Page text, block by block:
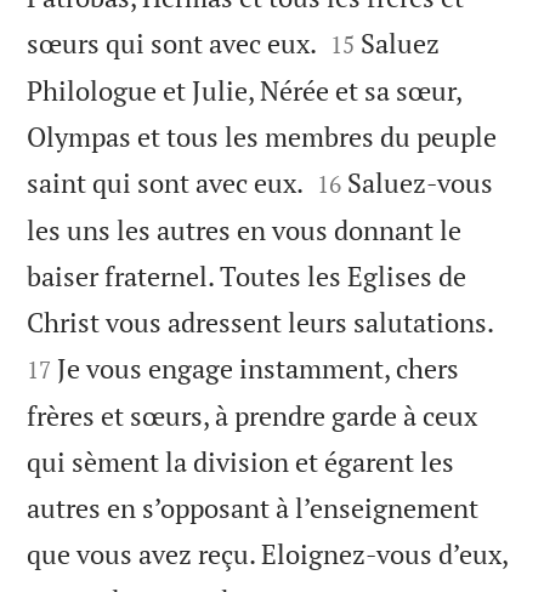
sœurs qui sont avec eux. 

15 Saluez
Philologue et Julie, Nérée et sa sœur,
Olympas et tous les membres du peuple
saint qui sont avec eux. 

16 Saluez-vous
les uns les autres en vous donnant le
baiser fraternel. Toutes les Eglises de
Christ vous adressent leurs salutations.
17 Je vous engage instamment, chers
frères et sœurs, à prendre garde à ceux
qui sèment la division et égarent les
autres en s’opposant à l’enseignement
que vous avez reçu. Eloignez-vous d’eux,